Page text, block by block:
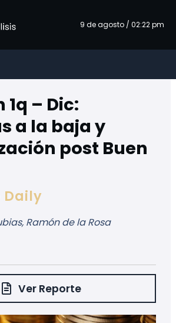
9 de agosto / 02:22 pm
– Dic:
a la baja y
post Buen
Daily
Ramón de la Rosa
Ver Reporte